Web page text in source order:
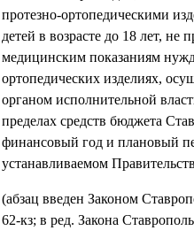
протезно-ортопедическими
детей в возрасте до 18 лет,
медицинским показаниям
ортопедических изделиях,
органом исполнительной
пределах средств бюджета
финансовый год и плановый
устанавливаемом
(абзац введен Законом
62-кз; в ред. Закона